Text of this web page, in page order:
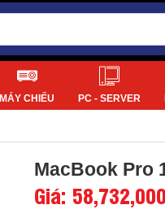
MÁY CHIẾU PC - SERVER
MacBook Pro
Giá: 58,732,000